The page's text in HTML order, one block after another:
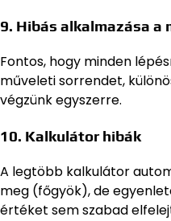
9. Hibás alkalmazása
Fontos, hogy minden
műveleti sorrendet,
végzünk egyszerre.
10. Kalkulátor hibák
A legtöbb kalkulátor
meg (főgyök), de
értéket sem szabad